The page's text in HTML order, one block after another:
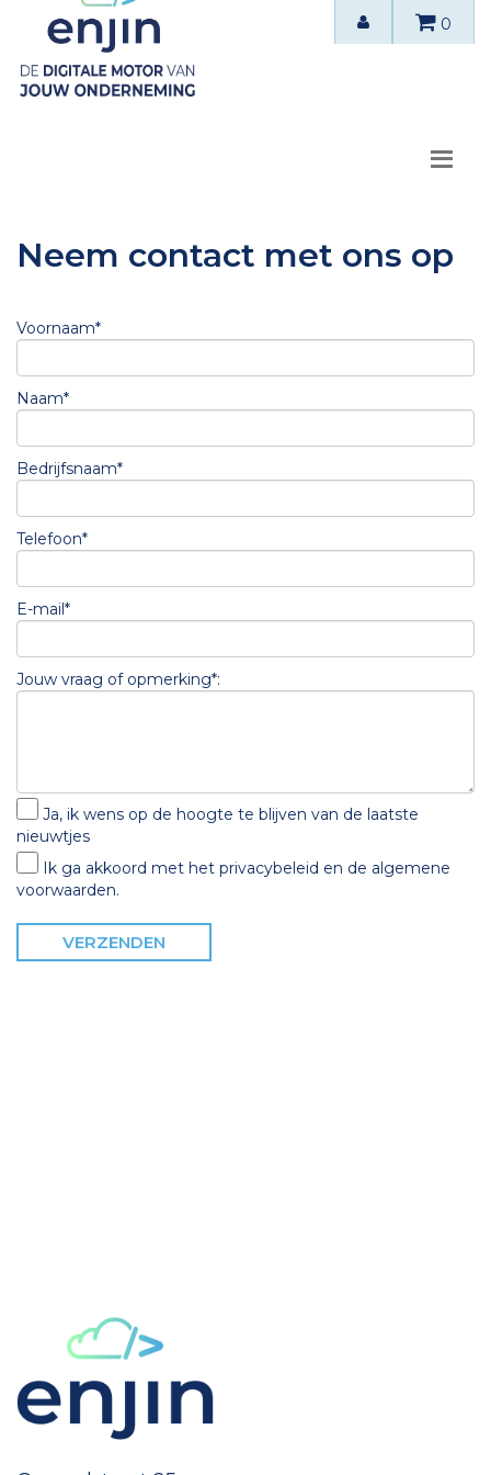
0
Neem contact met ons op
Voornaam*
Naam*
Bedrijfsnaam*
Telefoon*
E-mail*
Jouw vraag of opmerking*:
Ja, ik wens op de hoogte te blijven van de laatste
nieuwtjes
Ik ga akkoord met het privacybeleid en de algemene
voorwaarden.
VERZENDEN